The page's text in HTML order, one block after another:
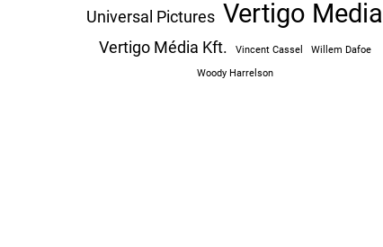
Universal Pictures Vertigo Media
Vertigo Média Kft. Vincent Cassel
Willem Dafoe
Woody Harrelson